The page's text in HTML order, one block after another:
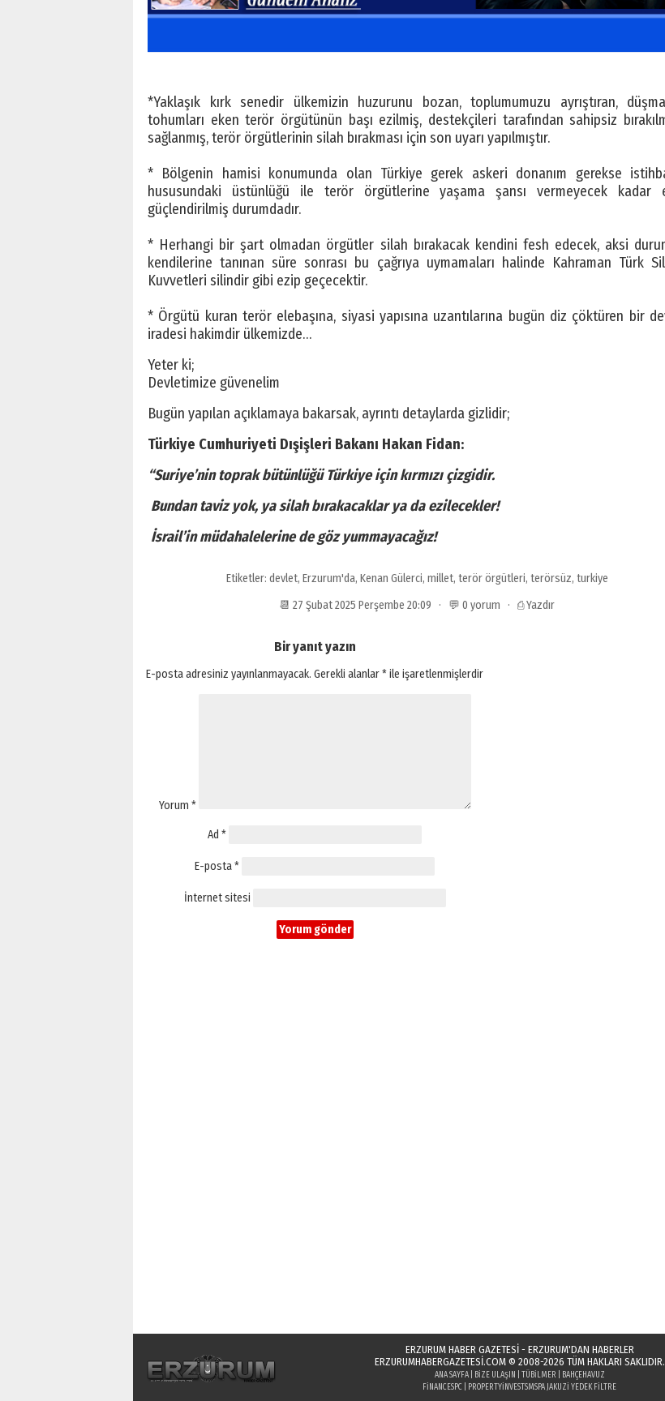
*Yaklaşık kırk senedir ülkemizin huzurunu bozan, toplumumuzu ayrıştıran,
tohumları eken terör örgütünün başı ezilmiş, destekçileri tarafından sahipsiz
sağlanmış, terör örgütlerinin silah bırakması için son uyarı yapılmıştır.
* Bölgenin hamisi konumunda olan Türkiye gerek askeri donanım gerekse
hususundaki üstünlüğü ile terör örgütlerine yaşama şansı vermeyecek kadar
güçlendirilmiş durumdadır.
* Herhangi bir şart olmadan örgütler silah bırakacak kendini fesh edecek, aksi
kendilerine tanınan süre sonrası bu çağrıya uymamaları halinde Kahraman Türk
Kuvvetleri silindir gibi ezip geçecektir.
* Örgütü kuran terör elebaşına, siyasi yapısına uzantılarına bugün diz çöktüren bir
iradesi hakimdir ülkemizde…
Yeter ki;
Devletimize güvenelim
Bugün yapılan açıklamaya bakarsak, ayrıntı detaylarda gizlidir;
Türkiye Cumhuriyeti Dışişleri Bakanı Hakan Fidan:
“Suriye’nin toprak bütünlüğü Türkiye için kırmızı çizgidir.
Bundan taviz yok, ya silah bırakacaklar ya da ezilecekler!
İsrail’in müdahalelerine de göz yummayacağız!
Etiketler: devlet, Erzurum'da, Kenan Gülerci, millet, terör örgütleri, terörsüz, turkiye
📆 27 Şubat 2025 Perşembe 20:09 · 💬 0 yorum · ⎙ Yazdır
Bir yanıt yazın
E-posta adresiniz yayınlanmayacak. Gerekli alanlar*ile işaretlenmişlerdir
Yorum *
Ad *
E-posta*
İnternet sitesi
ERZURUM HABER GAZETESİ - ERZURUM'DAN HABERLER
ERZURUMHABERGAZETESI.COM© 2008-2026 TÜM HAKLARI SAKLIDIR.
ANA SAYFA| BIZE ULAŞIN TÜBILMER
BAHÇEHAVUZ
FINANCESPC
PROPERTYINVESTSMSPA JAKUZI YEDEK FILTRE